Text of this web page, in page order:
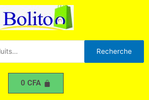
Recherche
0CFA